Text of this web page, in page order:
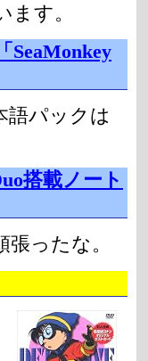
す。
SeaMonkey
語パックは
搭載ノート
ったな。